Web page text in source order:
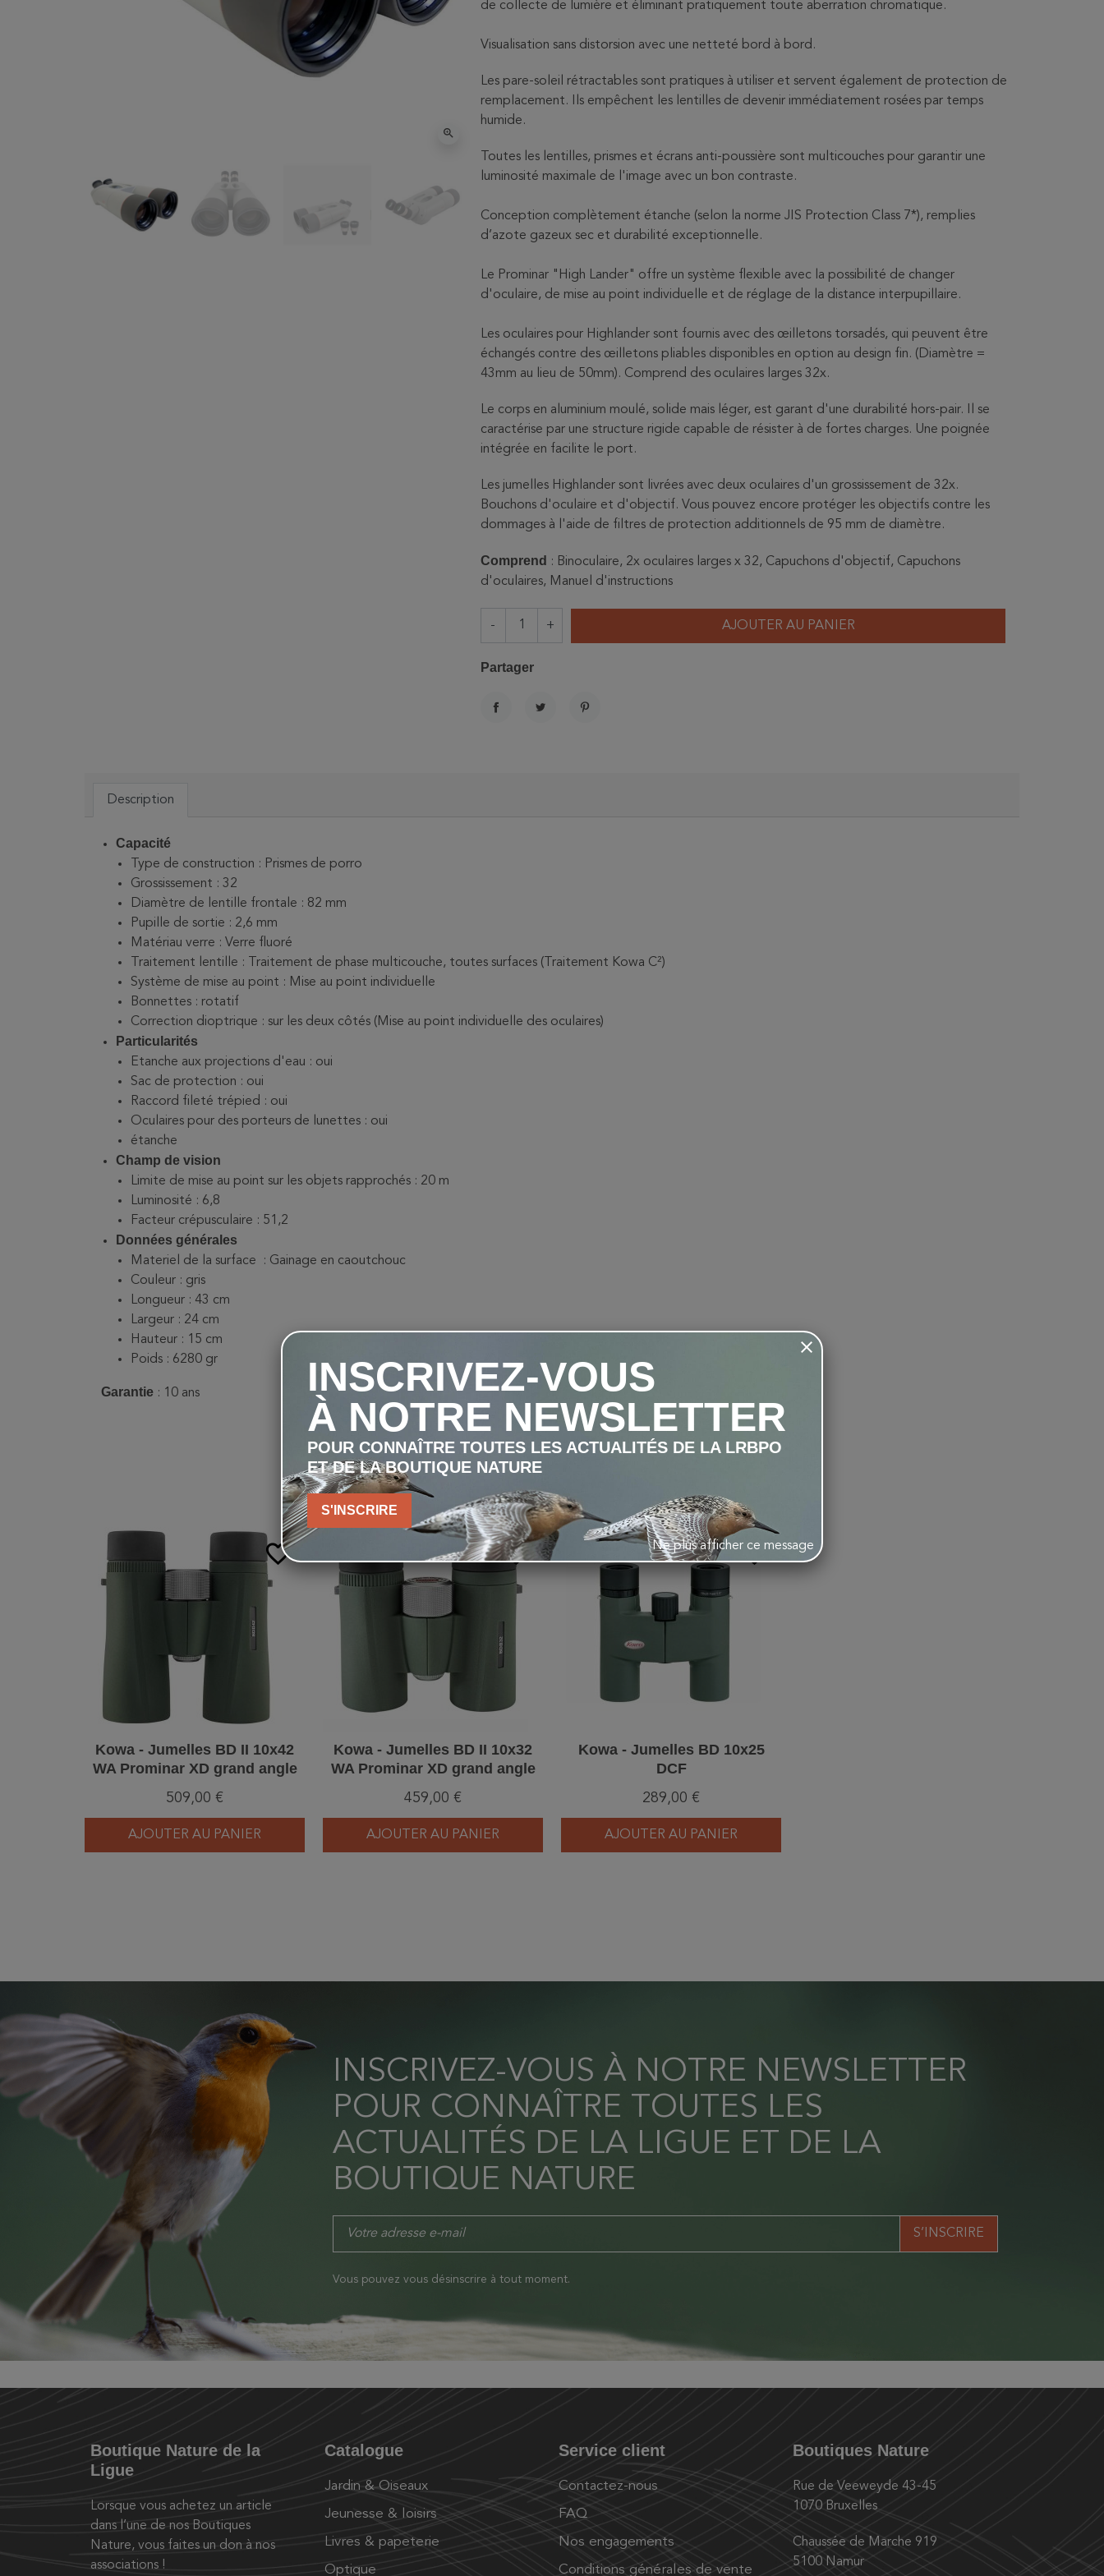
zoom_in
de collecte de lumière et éliminant pratiquement toute aberration chromatique.
Visualisation sans distorsion avec une netteté bord à bord.
Les pare-soleil rétractables sont pratiques à utiliser et servent également de protection de
remplacement. Ils empêchent les lentilles de devenir immédiatement rosées par temps
humide.
Toutes les lentilles, prismes et écrans anti-poussière sont multicouches pour garantir une
luminosité maximale de l'image avec un bon contraste.
Conception complètement étanche (selon la norme JIS Protection Class 7*), remplies
d’azote gazeux sec et durabilité exceptionnelle.
Le Prominar "High Lander" offre un système flexible avec la possibilité de changer
d'oculaire, de mise au point individuelle et de réglage de la distance interpupillaire.
Les oculaires pour Highlander sont fournis avec des œilletons torsadés, qui peuvent être
échangés contre des œilletons pliables disponibles en option au design fin. (Diamètre =
43mm au lieu de 50mm). Comprend des oculaires larges 32x.
Le corps en aluminium moulé, solide mais léger, est garant d'une durabilité hors-pair. Il se
caractérise par une structure rigide capable de résister à de fortes charges. Une poignée
intégrée en facilite le port.
Les jumelles Highlander sont livrées avec deux oculaires d'un grossissement de 32x.
Bouchons d'oculaire et d'objectif. Vous pouvez encore protéger les objectifs contre les
dommages à l'aide de filtres de protection additionnels de 95 mm de diamètre.
Comprend : Binoculaire, 2x oculaires larges x 32, Capuchons d'objectif, Capuchons
d'oculaires, Manuel d'instructions
- + AJOUTER AU PANIER
Partager
Description
Capacité
Type de construction : Prismes de porro
Grossissement : 32
Diamètre de lentille frontale : 82 mm
Pupille de sortie : 2,6 mm
Matériau verre : Verre fluoré
Traitement lentille : Traitement de phase multicouche, toutes surfaces (Traitement Kowa C²)
Système de mise au point : Mise au point individuelle
Bonnettes : rotatif
Correction dioptrique : sur les deux côtés (Mise au point individuelle des oculaires)
Particularités
Etanche aux projections d'eau : oui
Sac de protection : oui
Raccord fileté trépied : oui
Oculaires pour des porteurs de lunettes : oui
étanche
Champ de vision
Limite de mise au point sur les objets rapprochés : 20 m
Luminosité : 6,8
Facteur crépusculaire : 51,2
Données générales
Materiel de la surface : Gainage en caoutchouc
Couleur : gris
Longueur : 43 cm
Largeur : 24 cm
Hauteur : 15 cm
Poids : 6280 gr
Garantie : 10 ans
VOUS AIMEREZ AUSSI
favorite_border
Kowa - Jumelles BD II 10x42
WA Prominar XD grand angle
509,00 €
AJOUTER AU PANIER
favorite_border
Kowa - Jumelles BD II 10x32
WA Prominar XD grand angle
459,00 €
AJOUTER AU PANIER
favorite_border
Kowa - Jumelles BD 10x25
DCF
289,00 €
AJOUTER AU PANIER
INSCRIVEZ-VOUS À NOTRE NEWSLETTER
POUR CONNAÎTRE TOUTES LES
ACTUALITÉS DE LA LIGUE ET DE LA
BOUTIQUE NATURE
Vous pouvez vous désinscrire à tout moment.
Boutique Nature de la
Ligue
Lorsque vous achetez un article
dans l’une de nos Boutiques
Nature, vous faites un don à nos
associations !
Catalogue
Jardin & Oiseaux
Jeunesse & loisirs
Livres & papeterie
Optique
Service client
Contactez-nous
FAQ
Nos engagements
Conditions générales de vente
Boutiques Nature
Rue de Veeweyde 43-45
1070 Bruxelles
Chaussée de Marche 919
5100 Namur
INSCRIVEZ-VOUS
À NOTRE NEWSLETTER
POUR CONNAÎTRE TOUTES LES ACTUALITÉS DE LA LRBPO
ET DE LA BOUTIQUE NATURE
S'INSCRIRE
Ne plus afficher ce message